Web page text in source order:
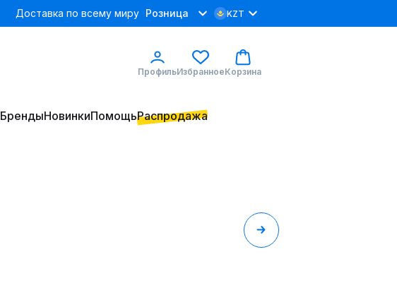
Доставка по всему миру Розница KZT
ПрофильИзбранноеКорзина
БрендыНовинкиПомощьРаспродажа